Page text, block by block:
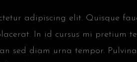
adipiscing elit. Quisque
In id cursus mi pretium
sed diam urna tempor.